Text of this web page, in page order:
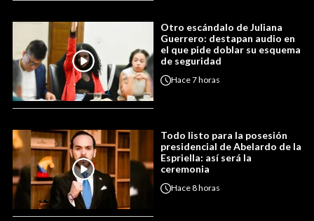
Otro escándalo de Juliana
Guerrero: destapan audio en
el que pide doblar su esquema
de seguridad
Hace7 horas
Todo listo para la posesión
presidencial de Abelardo de la
Espriella: así será la
ceremonia
Hace8 horas